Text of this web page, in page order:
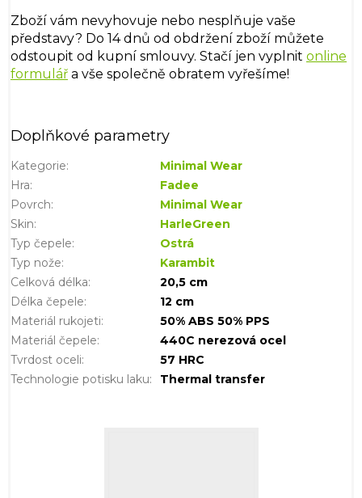
Zboží vám nevyhovuje nebo nesplňuje vaše
představy? Do 14 dnů od obdržení zboží můžete
odstoupit od kupní smlouvy. Stačí jen vyplnit online
formulář a vše společně obratem vyřešíme!
Doplňkové parametry
Kategorie:
Minimal Wear
Hra:
Fadee
Povrch:
Minimal Wear
Skin:
HarleGreen
Typ čepele:
Ostrá
Typ nože:
Karambit
Celková délka:
20,5 cm
Délka čepele:
12 cm
Materiál rukojeti:
50% ABS 50% PPS
Materiál čepele:
440C nerezová ocel
Tvrdost oceli:
57 HRC
Technologie potisku laku: Thermal transfer